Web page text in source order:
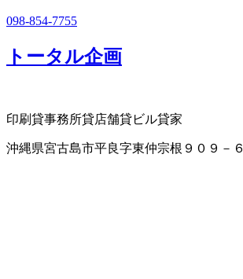
098-854-7755
トータル企画
印刷貸事務所貸店舗貸ビル貸家
沖縄県宮古島市平良字東仲宗根９０９－６